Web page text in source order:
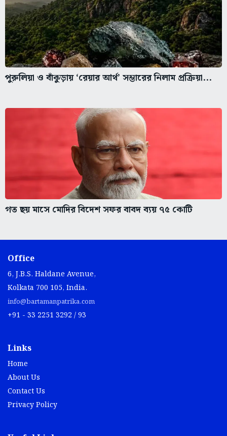
পুরুলিয়া ও বাঁকুড়ায় ‘রেয়ার আর্থ’ সম্ভারের নিলাম প্রক্রিয়া...
গত ছয় মাসে মোদির বিদেশ সফর বাবদ ব্যয় ৭৫ কোটি
Office
6, J.B.S. Haldane Avenue,
Kolkata 700 105, India.
info@bartamanpatrika.com
+91 - 33 2251 3292 / 93
Links
Home
About Us
Contact Us
Privacy Policy